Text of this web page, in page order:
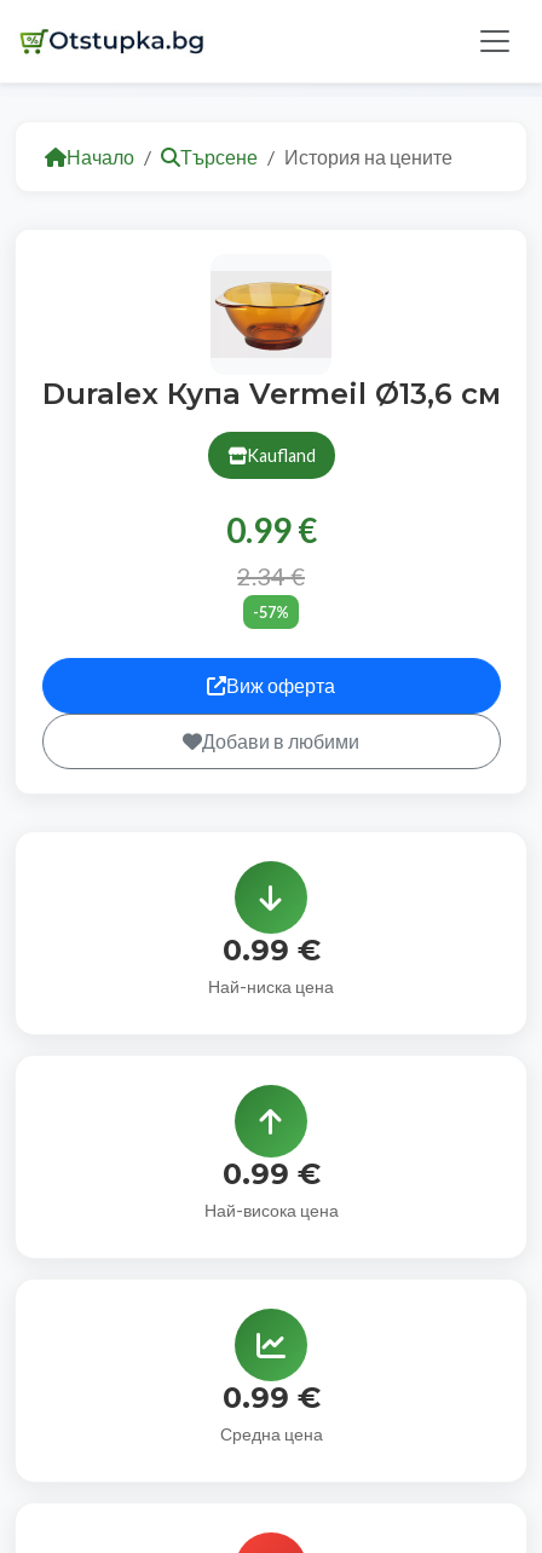
Начало Търсене История на цените
Duralex Купa Vermeil Ø13,6 см
Kaufland
0.99 €
2.34 €
-57%
Виж оферта
Добави в любими
0.99 €
Най-ниска цена
0.99 €
Най-висока цена
0.99 €
Средна цена